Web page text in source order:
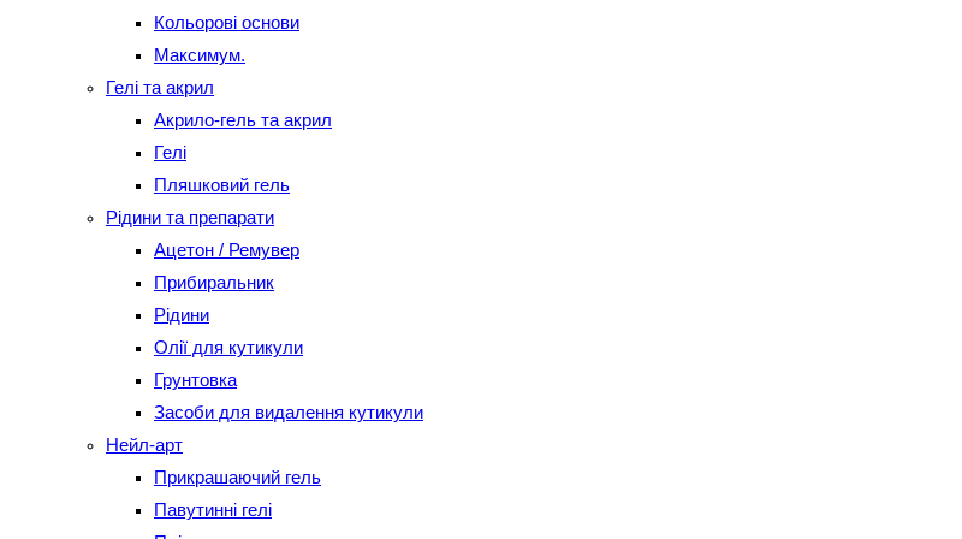
Кольорові основи
Максимум.
Гелі та акрил
Акрило-гель та акрил
Гелі
Пляшковий гель
Рідини та препарати
Ацетон / Ремувер
Прибиральник
Рідини
Олії для кутикули
Грунтовка
Засоби для видалення кутикули
Нейл-арт
Прикрашаючий гель
Павутинні гелі